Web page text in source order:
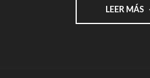
LEER MÁS